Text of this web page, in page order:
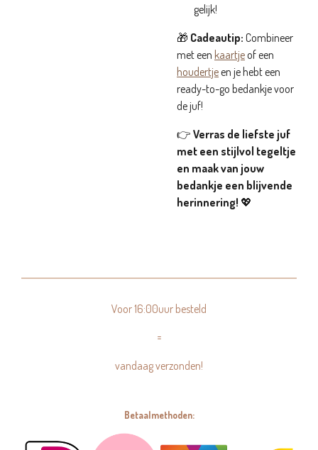
gelijk!
🎁 Cadeautip: Combineer
met een kaartjeof een
houdertjeen je hebt een
ready-to-go bedankje voor
de juf!
👉 Verras de liefste juf
met een stijlvol tegeltje
en maak van jouw
bedankje een blijvende
herinnering! 💖
Voor 16:00uur besteld
=
vandaag verzonden!
Betaalmethoden: